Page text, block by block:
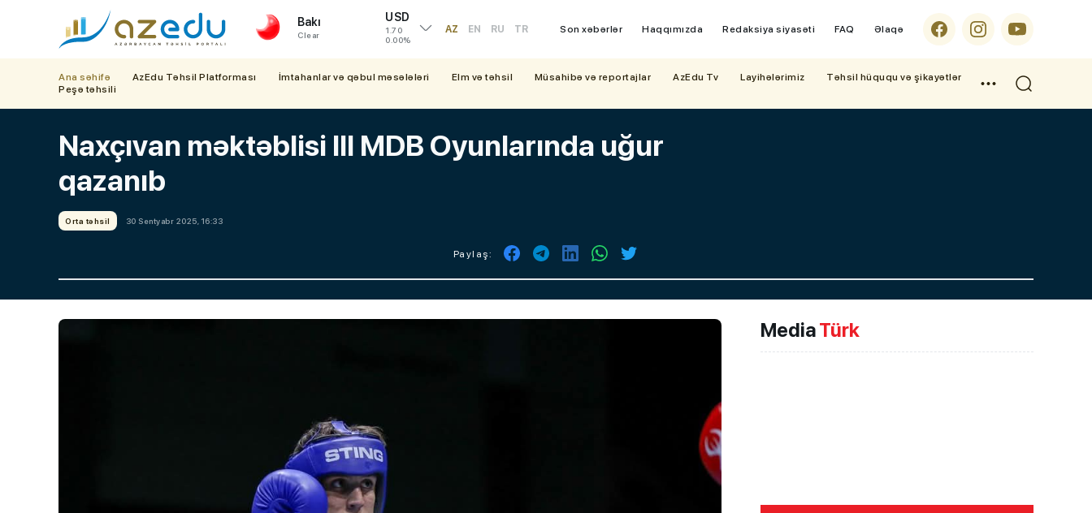
Bakı
Clear
USD
1.70
0.00%
AZ EN RU TR Son xəbərlər Haqqımızda Redaksiya siyasəti FAQ Əlaqə
Ana səhifə AzEdu Təhsil Platforması İmtahanlar və qəbul məsələləri Elm və təhsil Müsahibə və reportajlar AzEdu Tv Layihələrimiz
Təhsil hüququ və şikayətlər
Peşə təhsili
Naxçıvan məktəblisi III MDB Oyunlarında uğur
qazanıb
Orta təhsil 30 Sentyabr 2025, 16:33
Paylaş:
MediaTürk